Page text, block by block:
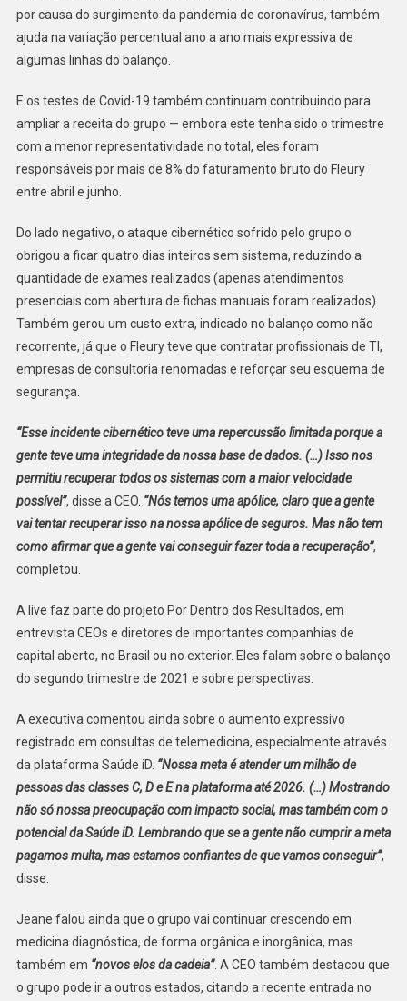
por causa do surgimento da pandemia de coronavírus, também
ajuda na variação percentual ano a ano mais expressiva de
algumas linhas do balanço.
E os testes de Covid-19 também continuam contribuindo para
ampliar a receita do grupo — embora este tenha sido o trimestre
com a menor representatividade no total, eles foram
responsáveis por mais de 8% do faturamento bruto do Fleury
entre abril e junho.
Do lado negativo, o ataque cibernético sofrido pelo grupo o
obrigou a ficar quatro dias inteiros sem sistema, reduzindo a
quantidade de exames realizados (apenas atendimentos
presenciais com abertura de fichas manuais foram realizados).
Também gerou um custo extra, indicado no balanço como não
recorrente, já que o Fleury teve que contratar profissionais de TI,
empresas de consultoria renomadas e reforçar seu esquema de
segurança.
“Esse incidente cibernético teve uma repercussão limitada porque a
gente teve uma integridade da nossa base de dados. (…) Isso nos
permitiu recuperar todos os sistemas com a maior velocidade
possível”, disse a CEO. “Nós temos uma apólice, claro que a gente
vai tentar recuperar isso na nossa apólice de seguros. Mas não tem
como afirmar que a gente vai conseguir fazer toda a recuperação”,
completou.
A live faz parte do projeto Por Dentro dos Resultados, em
entrevista CEOs e diretores de importantes companhias de
capital aberto, no Brasil ou no exterior. Eles falam sobre o balanço
do segundo trimestre de 2021 e sobre perspectivas.
A executiva comentou ainda sobre o aumento expressivo
registrado em consultas de telemedicina, especialmente através
da plataforma Saúde iD. “Nossa meta é atender um milhão de
pessoas das classes C, D e E na plataforma até 2026. (…) Mostrando
não só nossa preocupação com impacto social, mas também com o
potencial da Saúde iD. Lembrando que se a gente não cumprir a meta
pagamos multa, mas estamos confiantes de que vamos conseguir”,
disse.
Jeane falou ainda que o grupo vai continuar crescendo em
medicina diagnóstica, de forma orgânica e inorgânica, mas
também em “novos elos da cadeia”. A CEO também destacou que
o grupo pode ir a outros estados, citando a recente entrada no